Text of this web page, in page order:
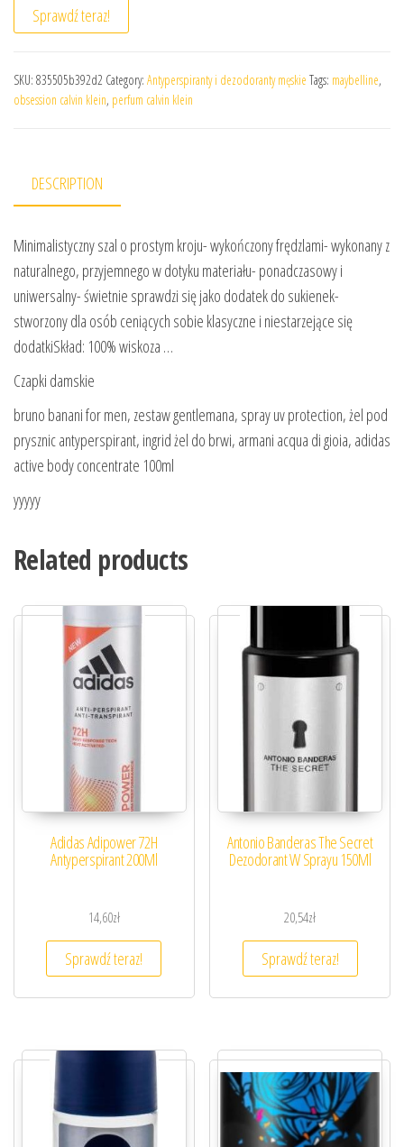
Sprawdź teraz!
SKU: 835505b392d2 Category: Antyperspiranty i dezodoranty męskie Tags: maybelline,
obsession calvin klein, perfum calvin klein
DESCRIPTION
Minimalistyczny szal o prostym kroju- wykończony frędzlami- wykonany z
naturalnego, przyjemnego w dotyku materiału- ponadczasowy i
uniwersalny- świetnie sprawdzi się jako dodatek do sukienek-
stworzony dla osób ceniących sobie klasyczne i niestarzejące się
dodatkiSkład: 100% wiskoza …
Czapki damskie
bruno banani for men, zestaw gentlemana, spray uv protection, żel pod
prysznic antyperspirant, ingrid żel do brwi, armani acqua di gioia, adidas
active body concentrate 100ml
yyyyy
Related products
Adidas Adipower 72H
Antyperspirant 200Ml
14,60zł
Sprawdź teraz!
Antonio Banderas The Secret
Dezodorant W Sprayu 150Ml
20,54zł
Sprawdź teraz!